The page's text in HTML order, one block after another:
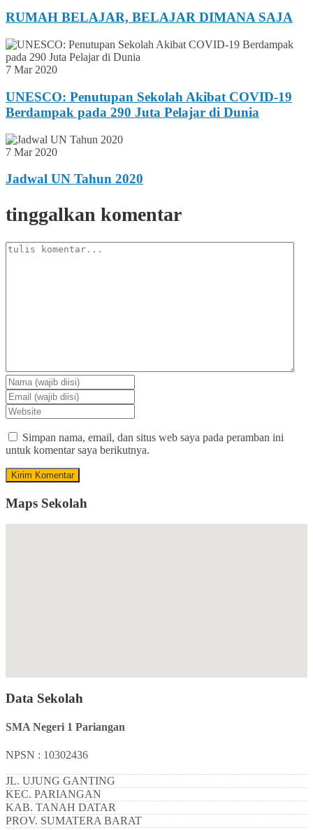
RUMAH BELAJAR, BELAJAR DIMANA SAJA
7 Mar 2020
UNESCO: Penutupan Sekolah Akibat COVID-19
Berdampak pada 290 Juta Pelajar di Dunia
7 Mar 2020
Jadwal UN Tahun 2020
tinggalkan komentar
Simpan nama, email, dan situs web saya pada peramban ini
untuk komentar saya berikutnya.
Maps Sekolah
Data Sekolah
SMA Negeri 1 Pariangan
NPSN : 10302436
JL. UJUNG GANTING
KEC. PARIANGAN
KAB. TANAH DATAR
PROV. SUMATERA BARAT